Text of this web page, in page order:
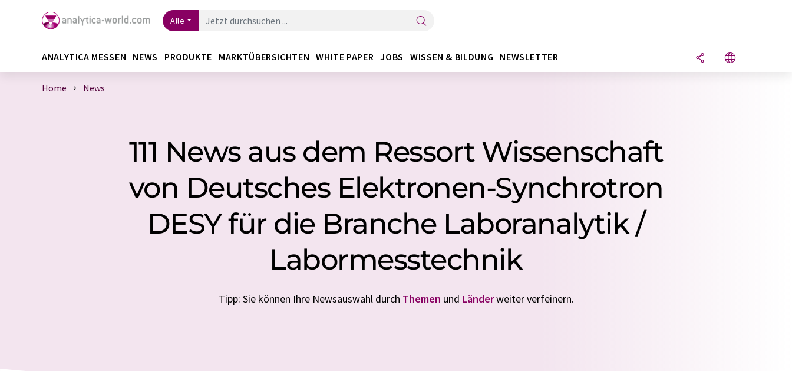
Alle
ANALYTICA MESSEN NEWS PRODUKTE MARKTÜBERSICHTEN WHITE PAPER JOBS WISSEN & BILDUNG NEWSLETTER
Home News
111 News aus dem Ressort Wissenschaft
von Deutsches Elektronen-Synchrotron
DESY für die Branche Laboranalytik /
Labormesstechnik
Tipp: Sie können Ihre Newsauswahl durch Themen und Länderweiter verfeinern.